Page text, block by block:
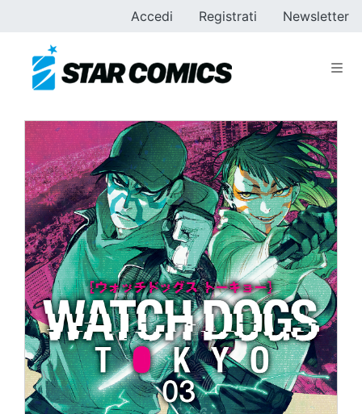
Accedi Registrati Newsletter